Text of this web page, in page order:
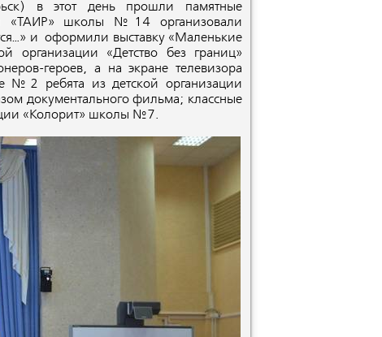
в этот день прошли памятные
«ТАИР» школы №14 организовали
и оформили выставку «Маленькие
«Детство без границ»
героев, а на экране телевизора
№2 ребята из детской организации
документального фильма; классные
«Колорит» школы №7.